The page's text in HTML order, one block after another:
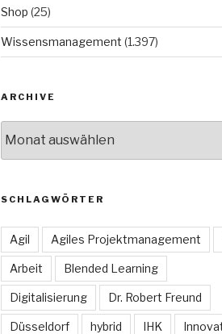
Shop (25)
Wissensmanagement (1.397)
ARCHIVE
SCHLAGWÖRTER
Agil Agiles Projektmanagement
Arbeit Blended Learning
Digitalisierung Dr. Robert Freund
Düsseldorf hybrid IHK